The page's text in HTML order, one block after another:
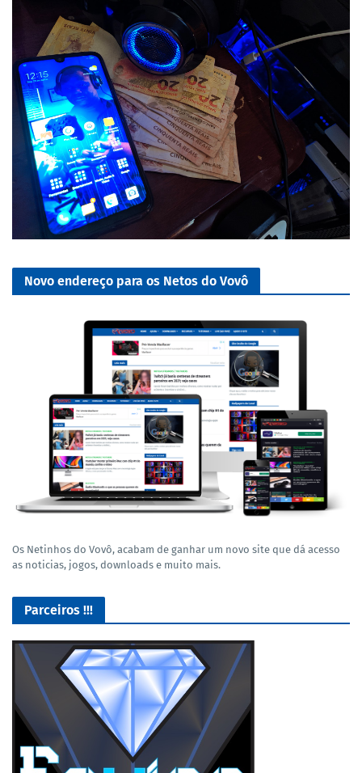
Novo endereço para os Netos do Vovô
Os Netinhos do Vovô, acabam de ganhar um novo site que dá acesso
as noticias, jogos, downloads e muito mais.
Parceiros !!!
O Melhor lugar para adquirir seus mods para o Euro Truck